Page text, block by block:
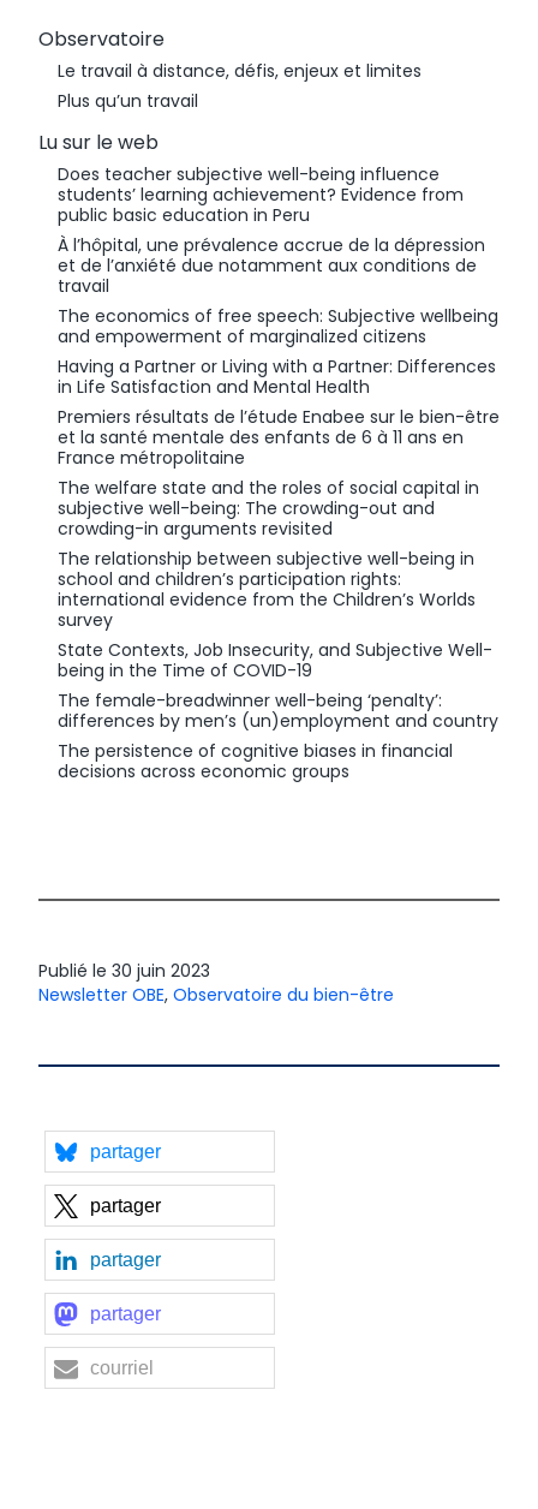
Observatoire
Le travail à distance, défis, enjeux et limites
Plus qu’un travail
Lu sur le web
Does teacher subjective well-being influence
students’ learning achievement? Evidence from
public basic education in Peru
À l’hôpital, une prévalence accrue de la dépression
et de l’anxiété due notamment aux conditions de
travail
The economics of free speech: Subjective wellbeing
and empowerment of marginalized citizens
Having a Partner or Living with a Partner: Differences
in Life Satisfaction and Mental Health
Premiers résultats de l’étude Enabee sur le bien-être
et la santé mentale des enfants de 6 à 11 ans en
France métropolitaine
The welfare state and the roles of social capital in
subjective well-being: The crowding-out and
crowding-in arguments revisited
The relationship between subjective well-being in
school and children’s participation rights:
international evidence from the Children’s Worlds
survey
State Contexts, Job Insecurity, and Subjective Well-
being in the Time of COVID-19
The female-breadwinner well-being ‘penalty’:
differences by men’s (un)employment and country
The persistence of cognitive biases in financial
decisions across economic groups
Publié le 30 juin 2023
Newsletter OBE, Observatoire du bien-être
partager
partager
partager
partager
courriel